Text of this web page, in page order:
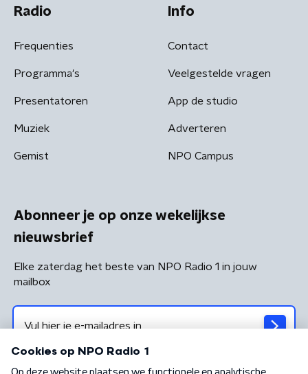
Radio
Frequenties
Programma's
Presentatoren
Muziek
Gemist
Info
Contact
Veelgestelde vragen
App de studio
Adverteren
NPO Campus
Abonneer je op onze wekelijkse
nieuwsbrief
Elke zaterdag het beste van NPO Radio 1 in jouw
mailbox